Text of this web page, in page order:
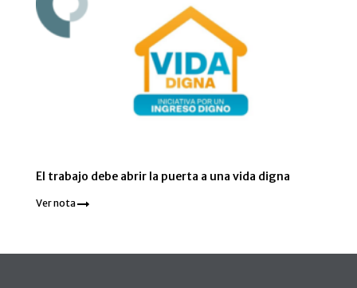
El trabajo debe abrir la puerta a una vida digna
Ver nota